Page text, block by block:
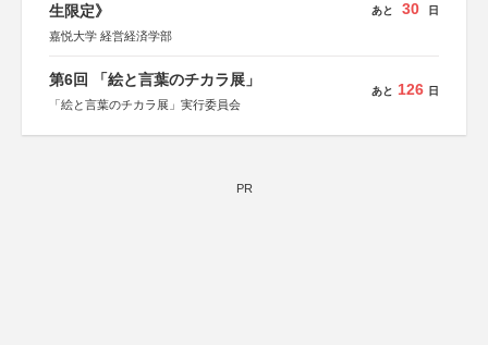
生限定》
嘉悦大学 経営経済学部
あと 30 日
第6回 「絵と言葉のチカラ展」
「絵と言葉のチカラ展」実行委員会
あと 126 日
PR